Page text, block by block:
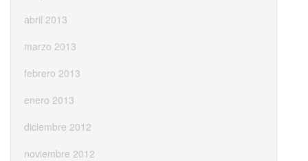
abril 2013
marzo 2013
febrero 2013
enero 2013
diciembre 2012
noviembre 2012